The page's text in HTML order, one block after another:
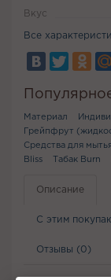
Вкус
Все
Материал
Грейпфрут
Средства для
Bliss
Табак Burn
Описание
С этим
Отзывы (0)